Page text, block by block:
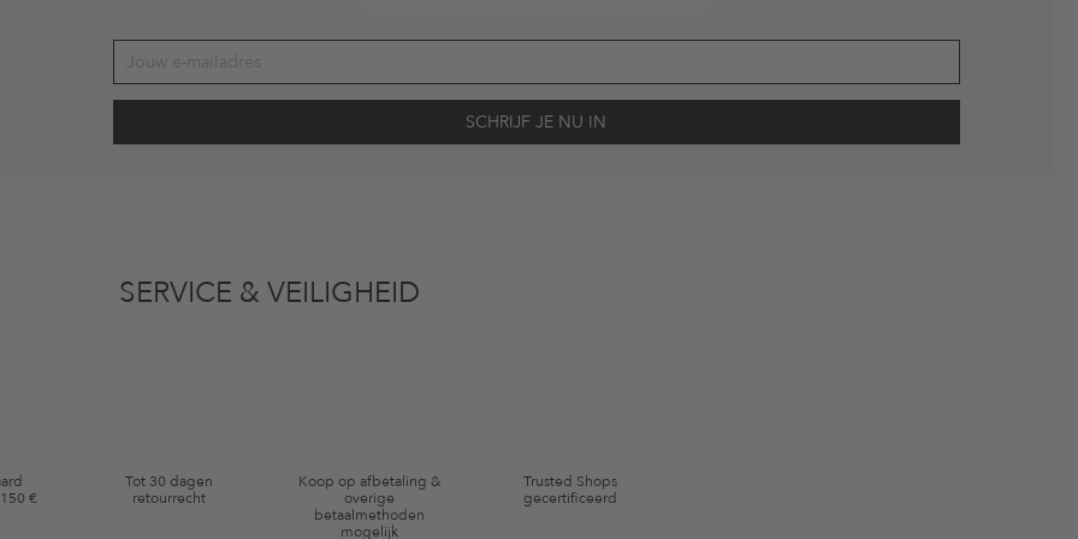
SERVICE & VEILIGHEID
€
Tot 30 dagen
retourrecht
Koop op afbetaling &
overige
betaalmethoden
mogelijk
Trusted Shops
gecertificeerd